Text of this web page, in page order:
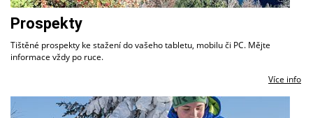
Prospekty
Tištěné prospekty ke stažení do vašeho tabletu, mobilu či PC. Mějte
informace vždy po ruce.
Více info